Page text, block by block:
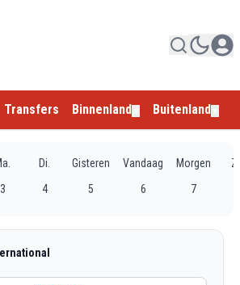
Transfers Binnenland Buitenland
3
Di.
4
Gisteren
5
Vandaag
6
Morgen
7